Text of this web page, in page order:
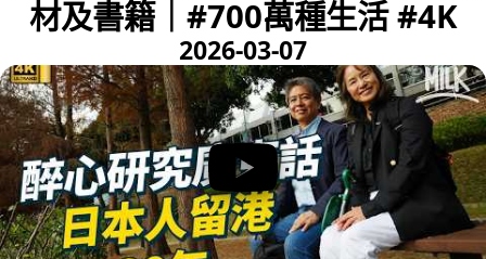
材及書籍｜#700萬種生活 #4K
2026-03-07